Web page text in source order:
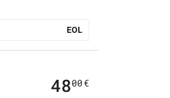
EOL
4800 €